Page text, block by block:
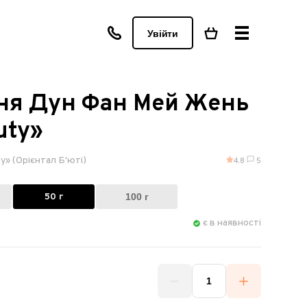
Увійти
Дун Фан Мей Жень
(Орієнтал Б'юті) 4.8 5
50 г 100 г
є в наявності